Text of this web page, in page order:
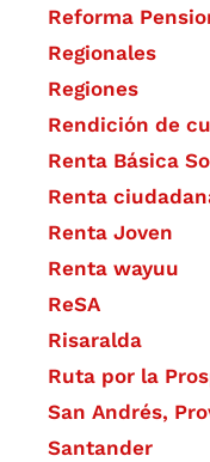
Reforma
Regionales
Regiones
Rendición de
Renta Básica
Renta
Renta Joven
Renta wayuu
ReSA
Risaralda
Ruta por la
San Andrés,
Santander